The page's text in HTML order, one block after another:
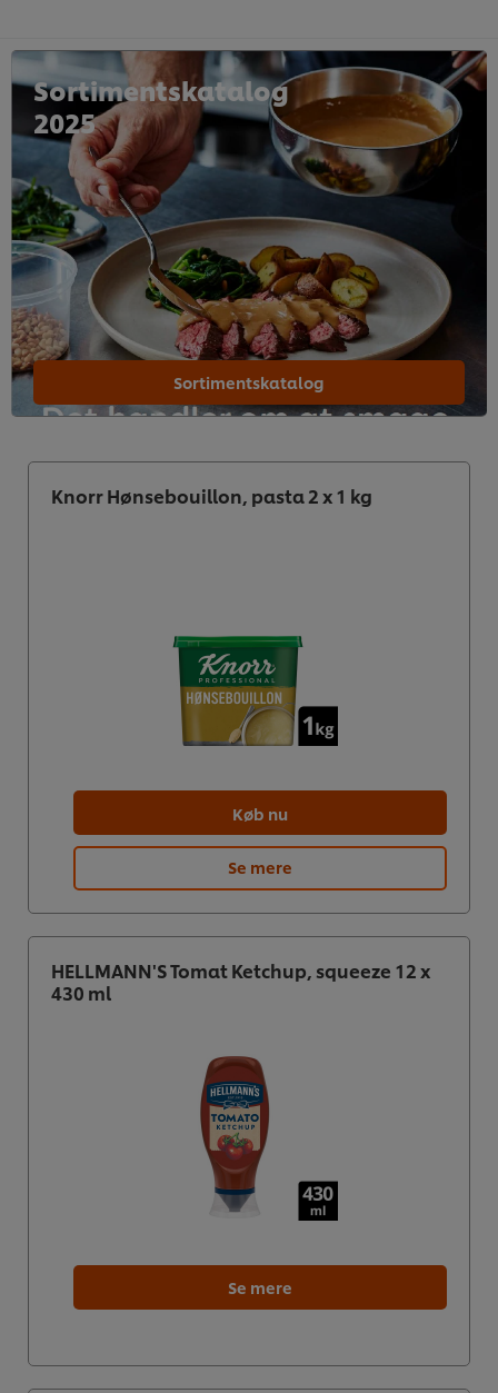
Sortimentskatalog
2025
Sortimentskatalog
Knorr Hønsebouillon, pasta 2 x 1 kg
Køb nu
Se mere
HELLMANN'S Tomat Ketchup, squeeze 12 x
430 ml
Se mere